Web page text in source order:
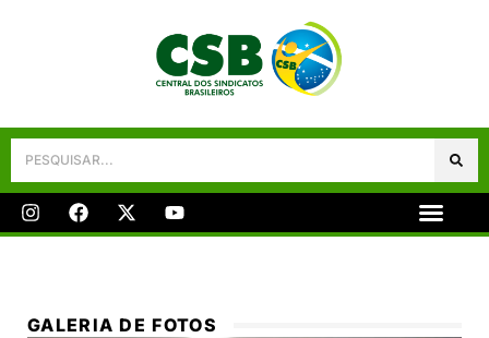
GALERIA DE FOTOS